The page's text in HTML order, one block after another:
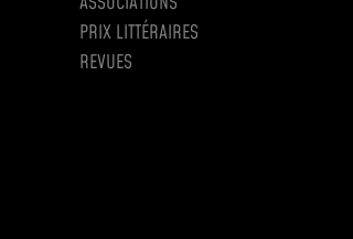
PRIX LITTÉRAIRES
REVUES